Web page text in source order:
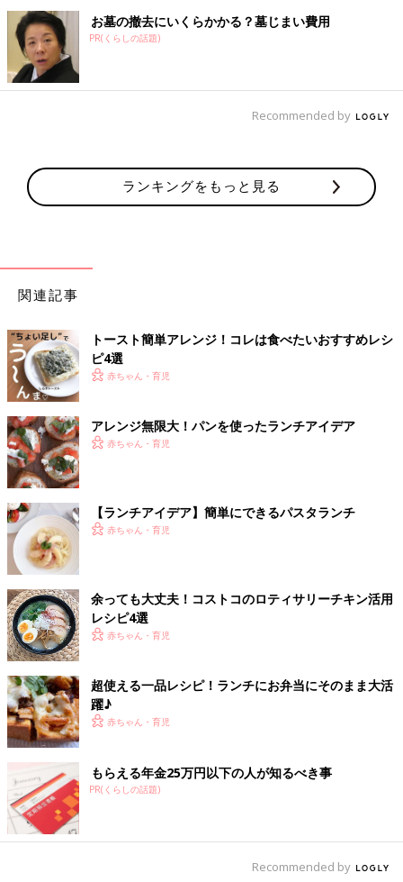
お墓の撤去にいくらかかる？墓じまい費用
PR(くらしの話題)
Recommended by
ランキングをもっと見る
関連記事
トースト簡単アレンジ！コレは食べたいおすすめレシ
ピ4選
赤ちゃん・育児
アレンジ無限大！パンを使ったランチアイデア
赤ちゃん・育児
【ランチアイデア】簡単にできるパスタランチ
赤ちゃん・育児
余っても大丈夫！コストコのロティサリーチキン活用
レシピ4選
赤ちゃん・育児
超使える一品レシピ！ランチにお弁当にそのまま大活
躍♪
赤ちゃん・育児
もらえる年金25万円以下の人が知るべき事
PR(くらしの話題)
Recommended by